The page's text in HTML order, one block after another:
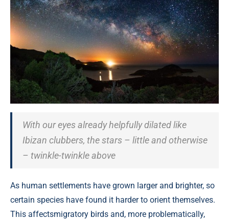
With our eyes already helpfully dilated like
Ibizan clubbers, the stars – little and otherwise
– twinkle-twinkle above
As human settlements have grown larger and brighter, so
certain species have found it harder to orient themselves.
This affectsmigratory birds and, more problematically,